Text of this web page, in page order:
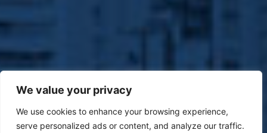
We value your privacy
We use cookies to enhance your browsing experience,
serve personalized ads or content, and analyze our traffic.